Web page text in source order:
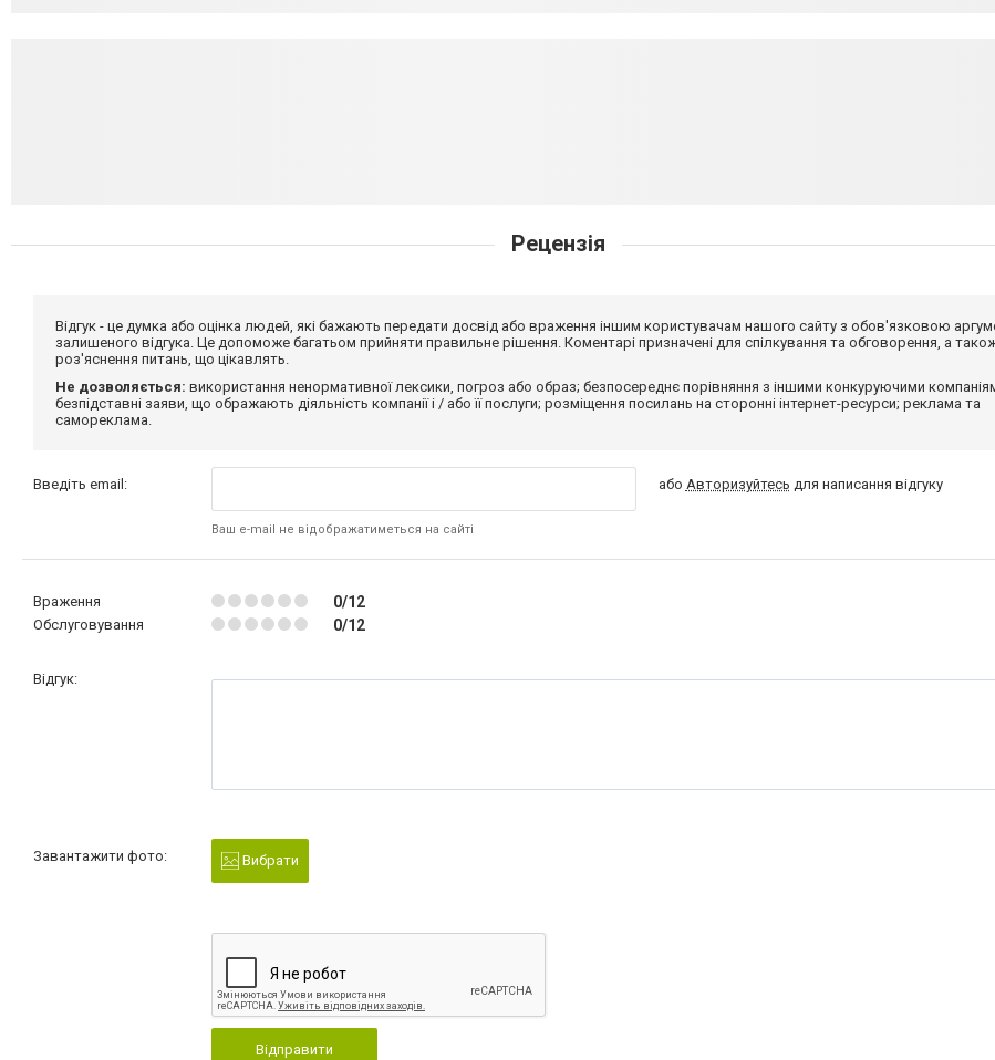
Рецензія
Відгук - це думка або оцінка людей, які бажають передати досвід або враження іншим користувачам нашого сайту з обов'язковою
залишеного відгука. Це допоможе багатьом прийняти правильне рішення. Коментарі призначені для спілкування та обговорення, а
роз'яснення питань, що цікавлять.
Не дозволяється: використання ненормативної лексики, погроз або образ; безпосереднє порівняння з іншими конкуруючими
безпідставні заяви, що ображають діяльність компанії і / або її послуги; розміщення посилань на сторонні інтернет-ресурси; реклама та
самореклама.
Введіть email:
Ваш e-mail не відображатиметься на сайті
або Авторизуйтесь для написання відгуку
Враження 0/12
Обслуговування 0/12
Відгук:
Завантажити фото: Вибрати
Відправити